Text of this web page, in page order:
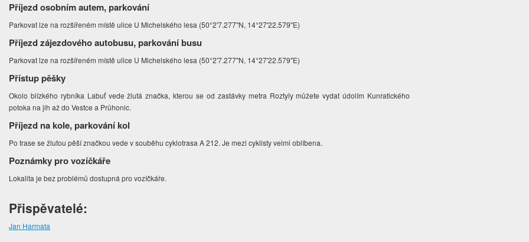
Příjezd osobním autem, parkování
Parkovat lze na rozšířeném místě ulice U Michelského lesa (50°2'7.277"N, 14°27'22.579"E)
Příjezd zájezdového autobusu, parkování busu
Parkovat lze na rozšířeném místě ulice U Michelského lesa (50°2'7.277"N, 14°27'22.579"E)
Přístup pěšky
Okolo blízkého rybníka Labuť vede žlutá značka, kterou se od zastávky metra Roztyly můžete vydat údolím Kunratického
potoka na jih až do Vestce a Průhonic.
Příjezd na kole, parkování kol
Po trase se žlutou pěší značkou vede v souběhu cyklotrasa A 212. Je mezi cyklisty velmi oblíbena.
Poznámky pro vozíčkáře
Lokalita je bez problémů dostupná pro vozíčkáře.
Přispěvatelé:
Jan Harmata